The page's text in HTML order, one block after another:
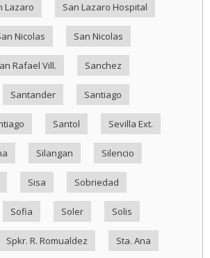
Lazaro San Lazaro Hospital
Nicolas San Nicolas
Rafael Vill. Sanchez
Santander Santiago
Santol Sevilla Ext.
Silangan Silencio
Sisa Sobriedad
Sofia Soler Solis
Spkr. R. Romualdez Sta. Ana